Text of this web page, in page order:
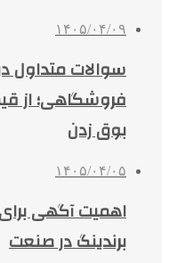
۱۴۰۵/۰۴/۰۹
سوالات متداول
فروشگاهی؛ از
بوق زدن
۱۴۰۵/۰۴/۰۵
اهمیت آگهی
برندینگ در صنعت